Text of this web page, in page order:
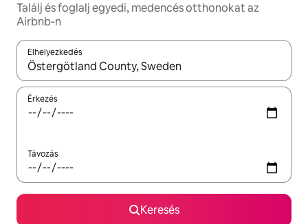
Találj és foglalj egyedi, medencés otthonokat az
Airbnb-n
Elhelyezkedés
Az eredmények között a felfelé és a lefelé nyíllal
Érkezés
Távozás
Keresés